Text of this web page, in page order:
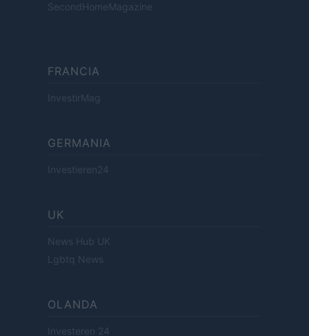
SecondHomeMagazine
FRANCIA
InvestirMag
GERMANIA
Investieren24
UK
News Hub UK
Lgbtq News
OLANDA
Investeren 24